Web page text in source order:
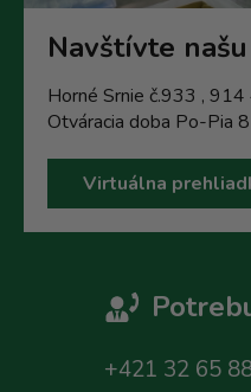
Navštívte
Horné Srnie č.933 ,
Otváracia doba Po-Pia
Virtuálna
+421 32 65